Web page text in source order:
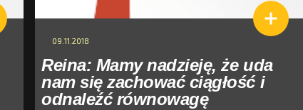
09.11.2018
Reina: Mamy nadzieję, że uda
nam się zachować ciągłość i
odnaleźć równowagę